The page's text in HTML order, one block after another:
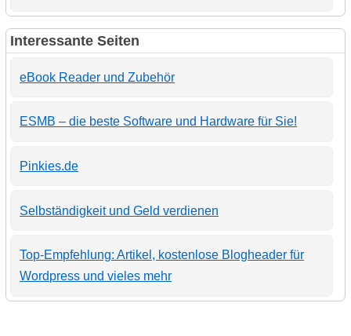
Interessante Seiten
eBook Reader und Zubehör
ESMB – die beste Software und Hardware für Sie!
Pinkies.de
Selbständigkeit und Geld verdienen
Top-Empfehlung: Artikel, kostenlose Blogheader für
Wordpress und vieles mehr